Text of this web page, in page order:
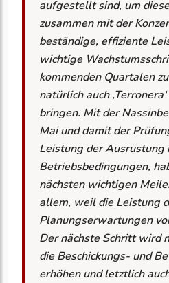
aufgestellt sind, um
zusammen mit der
beständige, effiziente
wichtige
kommenden Quartalen
natürlich auch
bringen. Mit der
Mai und damit der
Leistung der Ausrüstung
Betriebsbedingungen,
nächsten wichtigen
allem, weil die Leistung
Planungserwartungen
Der nächste Schritt wird
die Beschickungs- und
erhöhen und letztlich